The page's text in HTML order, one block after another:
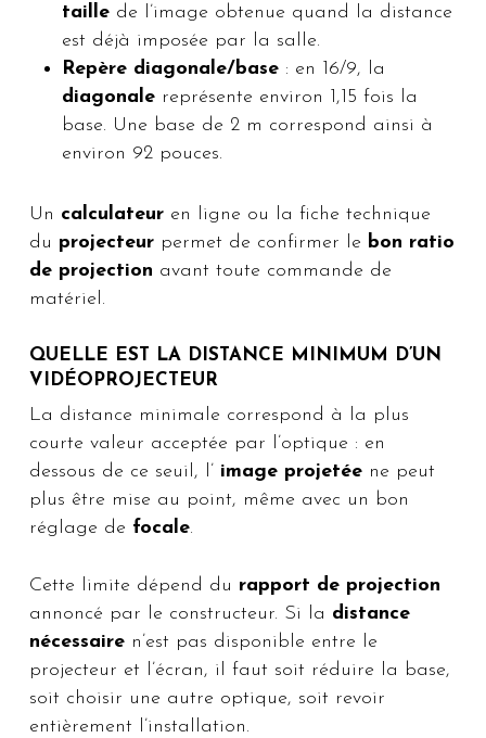
taillede l’image obtenue quand la distance
est déjà imposée par la salle.
Repère diagonale/base: en 16/9, la
diagonalereprésente environ 1,15 fois la
base. Une base de 2 m correspond ainsi à
environ 92 pouces.
Un calculateuren ligne ou la fiche technique
du projecteurpermet de confirmer le bon ratio
de projection avant toute commande de
matériel.
QUELLE EST LA DISTANCE MINIMUM D’UN
VIDÉOPROJECTEUR
La distance minimale correspond à la plus
courte valeur acceptée par l’optique : en
dessous de ce seuil, l’ image projetéene peut
plus être mise au point, même avec un bon
réglage de focale.
Cette limite dépend du rapport de projection
annoncé par le constructeur. Si la distance
nécessairen’est pas disponible entre le
projecteur et l’écran, il faut soit réduire la base,
soit choisir une autre optique, soit revoir
entièrement l’installation.